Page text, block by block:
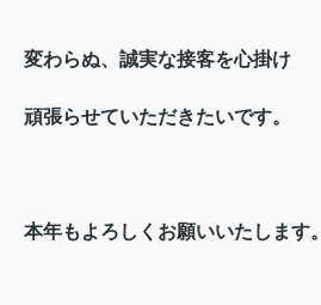
変わらぬ、誠実な接客を心掛け
頑張らせていただきたいです。
本年もよろしくお願いいたします。